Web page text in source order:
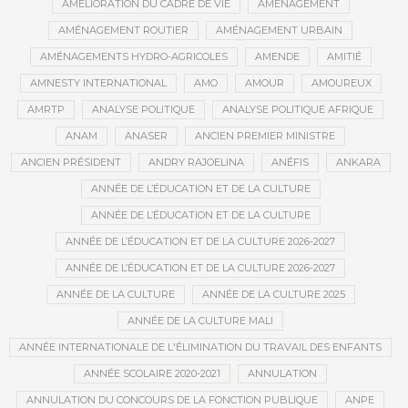
AMÉLIORATION DU CADRE DE VIE AMÉNAGEMENT
AMÉNAGEMENT ROUTIER AMÉNAGEMENT URBAIN
AMÉNAGEMENTS HYDRO-AGRICOLES AMENDE AMITIÉ
AMNESTY INTERNATIONAL AMO AMOUR AMOUREUX
AMRTP ANALYSE POLITIQUE ANALYSE POLITIQUE AFRIQUE
ANAM ANASER ANCIEN PREMIER MINISTRE
ANCIEN PRÉSIDENT ANDRY RAJOELINA ANÉFIS ANKARA
ANNÉE DE L’ÉDUCATION ET DE LA CULTURE
ANNÉE DE L’ÉDUCATION ET DE LA CULTURE
ANNÉE DE L’ÉDUCATION ET DE LA CULTURE 2026-2027
ANNÉE DE L’ÉDUCATION ET DE LA CULTURE 2026-2027
ANNÉE DE LA CULTURE ANNÉE DE LA CULTURE 2025
ANNÉE DE LA CULTURE MALI
ANNÉE INTERNATIONALE DE L'ÉLIMINATION DU TRAVAIL DES ENFANTS
ANNÉE SCOLAIRE 2020-2021 ANNULATION
ANNULATION DU CONCOURS DE LA FONCTION PUBLIQUE ANPE